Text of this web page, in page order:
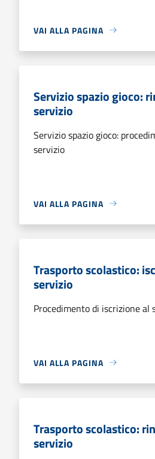
VAI ALLA PAGINA
Servizio spazio gioco:
servizio
Servizio spazio gioco:
servizio
VAI ALLA PAGINA
Trasporto scolastico:
servizio
Procedimento di iscrizione al
VAI ALLA PAGINA
Trasporto scolastico:
servizio